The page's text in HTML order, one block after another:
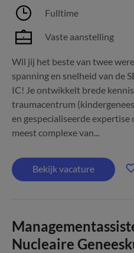
Fulltime
Vaste aanstelling
Wil jij het beste van twee
spanning en snelheid van de
IC! Je ontwikkelt brede
traumacentrum
en gespecialiseerde expertise
meest complexe van...
Bekijk vacature
Nucleaire